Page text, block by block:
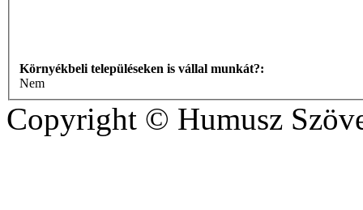
Környékbeli településeken is vállal munkát?:
Nem
Copyright © Humusz